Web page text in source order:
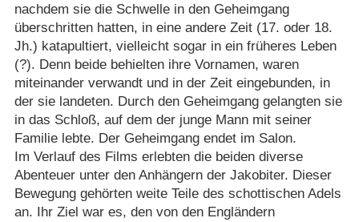
nachdem sie die Schwelle in den Geheimgang
überschritten hatten, in eine andere Zeit (17. oder 18.
Jh.) katapultiert, vielleicht sogar in ein früheres Leben
(?). Denn beide behielten ihre Vornamen, waren
miteinander verwandt und in der Zeit eingebunden, in
der sie landeten. Durch den Geheimgang gelangten sie
in das Schloß, auf dem der junge Mann mit seiner
Familie lebte. Der Geheimgang endet im Salon.
Im Verlauf des Films erlebten die beiden diverse
Abenteuer unter den Anhängern der Jakobiter. Dieser
Bewegung gehörten weite Teile des schottischen Adels
an. Ihr Ziel war es, den von den Engländern